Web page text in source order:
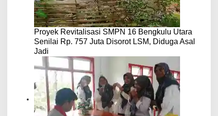
Proyek Revitalisasi SMPN 16 Bengkulu Utara
Senilai Rp. 757 Juta Disorot LSM, Diduga Asal
Jadi